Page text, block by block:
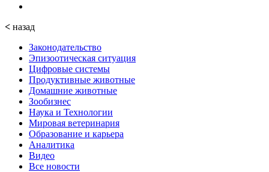
< назад
Законодательство
Эпизоотическая ситуация
Цифровые системы
Продуктивные животные
Домашние животные
Зообизнес
Наука и Технологии
Мировая ветеринария
Образование и карьера
Аналитика
Видео
Все новости